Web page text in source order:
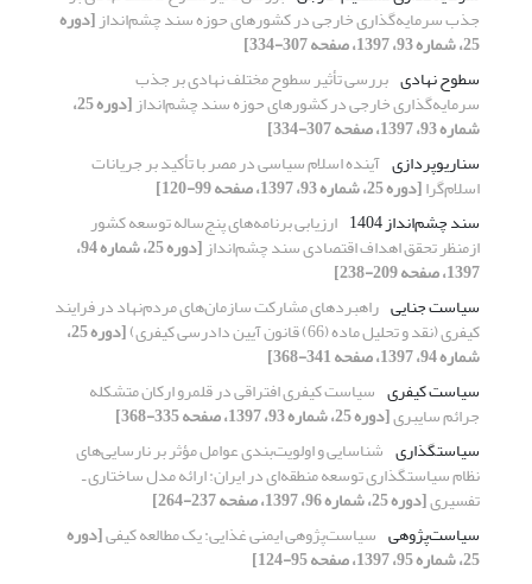
جذب سرمایه‌گذاری خارجی در کشورهای حوزه سند چشم‌انداز[دوره
25، شماره 93، 1397، صفحه 307-334]
سطوح نهادی بررسی تأثیر سطوح مختلف نهادی بر جذب
سرمایه‌گذاری خارجی در کشورهای حوزه سند چشم‌انداز [دوره 25،
شماره 93، 1397، صفحه 307-334]
سناریوپردازی آینده اسلام سیاسی در مصر با تأکید بر جریانات
اسلام‌گرا[دوره 25، شماره 93، 1397، صفحه 99-120]
سند چشم‌انداز 1404
ارزیابی برنامه‌های پنج‌ساله توسعه کشور
ازمنظر تحقق اهداف اقتصادی سند چشم‌انداز [دوره 25، شماره 94،
1397، صفحه 209-238]
سیاست جنایی راهبردهای مشارکت سازمان‌های مردم‌نهاد در فرایند
کیفری (نقد و تحلیل ماده (66) قانون آیین دادرسی کیفری) [دوره 25،
شماره 94، 1397، صفحه 341-368]
سیاست کیفری سیاست کیفری افتراقی در قلمرو ارکان متشکله
جرائم سایبری[دوره 25، شماره 93، 1397، صفحه 335-368]
سیاستگذاری شناسایی و اولویت‌بندی عوامل مؤثر بر نارسایی‌های
نظام سیاستگذاری توسعه منطقه‌ای در ایران: ارائه مدل ساختاری ـ
تفسیری[دوره 25، شماره 96، 1397، صفحه 237-264]
سیاست‌پژوهی سیاست‌پژوهی ایمنی غذایی: یک مطالعه کیفی[دوره
25، شماره 95، 1397، صفحه 95-124]